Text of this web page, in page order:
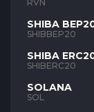
RVN
SHIBA
SHIBBEP20
SHIBA
SHIBERC20
SOLANA
SOL